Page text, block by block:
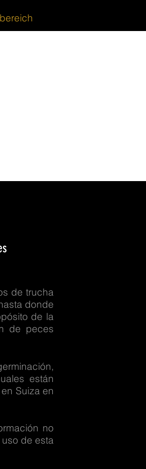
de trucha
donde
de la
de peces
están
Suiza en
no
de esta